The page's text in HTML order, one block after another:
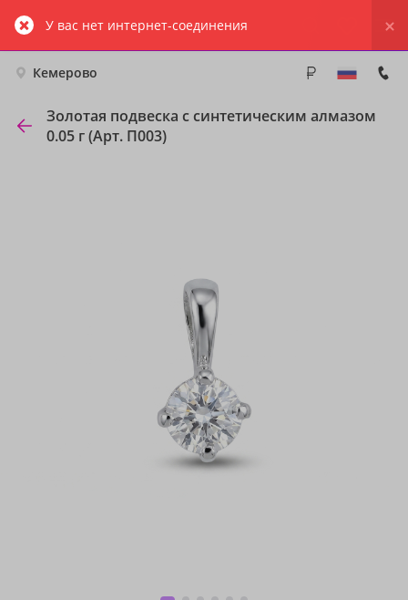
Кемерово
Золотая подвеска с синтетическим алмазом
0.05 г (Арт. П003)
У вас нет интернет-соединения